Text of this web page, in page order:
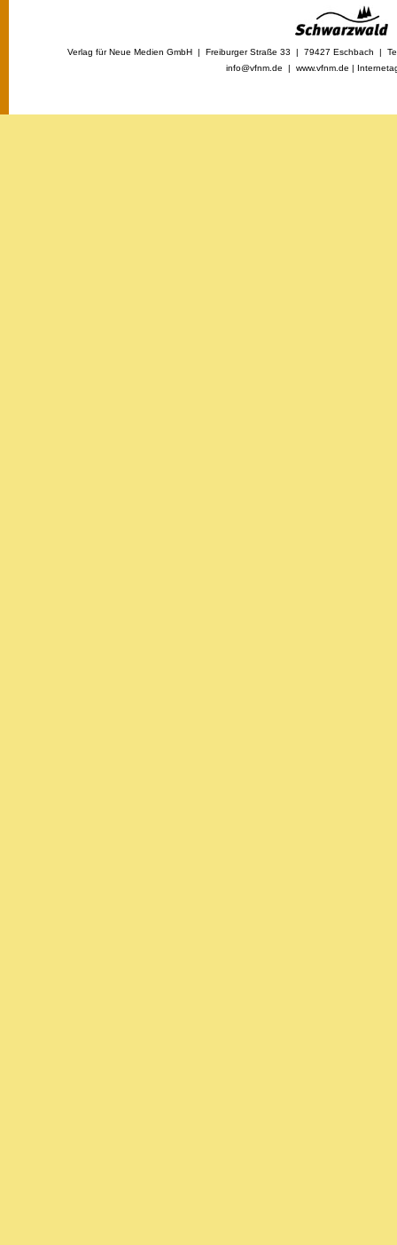
Verlag für Neue Medien GmbH | Freiburger Straße 33 | 79427 Eschbach |
info@vfnm.de | www.vfnm.de |